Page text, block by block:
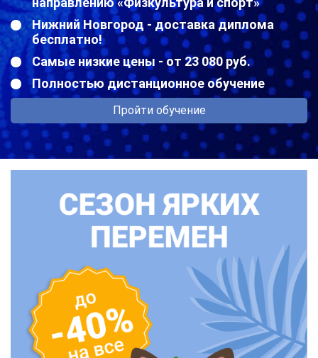
Нижний Новгород - доставка диплома
бесплатно!
Самые низкие цены - от 23 080 руб.
Полностью дистанционное обучение
Пройти обучение